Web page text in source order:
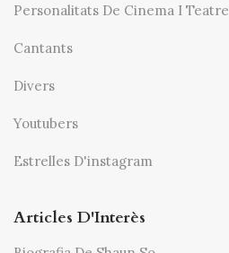
Personalitats De Cinema I Teatre
Cantants
Divers
Youtubers
Estrelles D'instagram
Articles D'Interès